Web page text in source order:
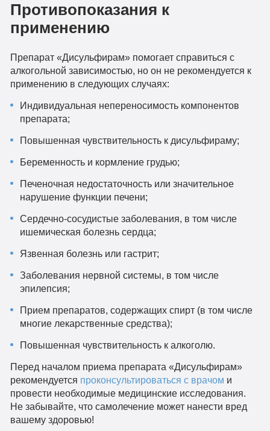
Противопоказания к
применению
Препарат «Дисульфирам» помогает справиться с
алкогольной зависимостью, но он не рекомендуется к
применению в следующих случаях:
Индивидуальная непереносимость компонентов
препарата;
Повышенная чувствительность к дисульфираму;
Беременность и кормление грудью;
Печеночная недостаточность или значительное
нарушение функции печени;
Сердечно-сосудистые заболевания, в том числе
ишемическая болезнь сердца;
Язвенная болезнь или гастрит;
Заболевания нервной системы, в том числе
эпилепсия;
Прием препаратов, содержащих спирт (в том числе
многие лекарственные средства);
Повышенная чувствительность к алкоголю.
Перед началом приема препарата «Дисульфирам»
рекомендуется проконсультироваться с врачом и
провести необходимые медицинские исследования.
Не забывайте, что самолечение может нанести вред
вашему здоровью!